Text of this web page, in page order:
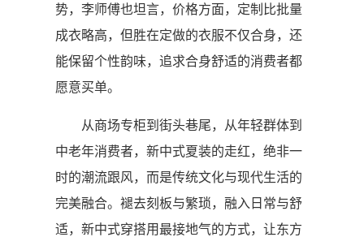
势，李师傅也坦言，价格方面，定制比批量
成衣略高，但胜在定做的衣服不仅合身，还
能保留个性韵味，追求合身舒适的消费者都
愿意买单。
从商场专柜到街头巷尾，从年轻群体到
中老年消费者，新中式夏装的走红，绝非一
时的潮流跟风，而是传统文化与现代生活的
完美融合。褪去刻板与繁琐，融入日常与舒
适，新中式穿搭用最接地气的方式，让东方